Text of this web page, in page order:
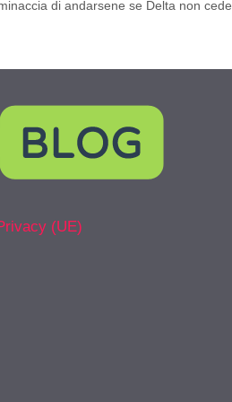
di andarsene se Delta non cede
(UE)